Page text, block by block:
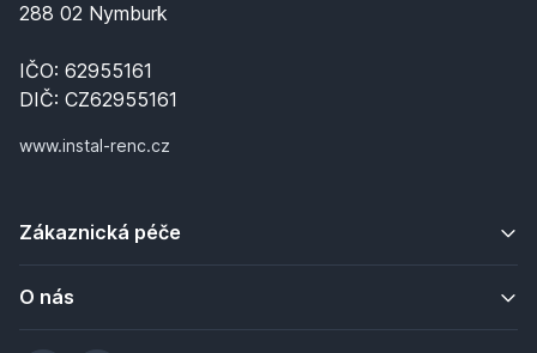
288 02 Nymburk
IČO: 62955161
DIČ: CZ62955161
www.instal-renc.cz
Zákaznická péče
O nás